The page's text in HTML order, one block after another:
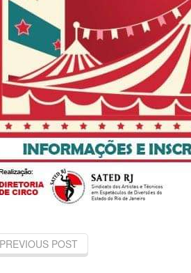
PREVIOUS POST